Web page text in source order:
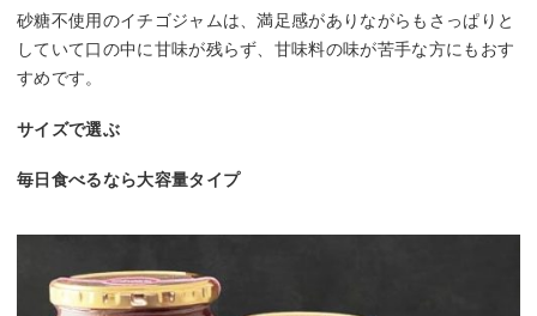
砂糖不使用のイチゴジャムは、満足感がありながらもさっぱりと
していて口の中に甘味が残らず、甘味料の味が苦手な方にもおす
すめです。
サイズで選ぶ
毎日食べるなら大容量タイプ